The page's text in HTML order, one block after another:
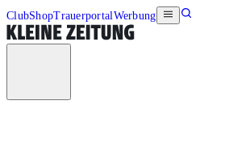
ClubShopTrauerportalWerbung